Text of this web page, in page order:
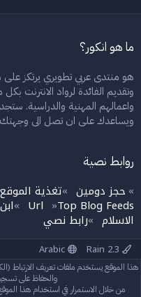
ما هو انكور؟
هو منتدى عربي تطويري يرتكز على
وتقديم الفائدة لرواد الانترنت
واعمالهم المهنية والدراسية.
ويساعدك على ان تصل الى
روابط نصية
» حجز دومين »تغذية الموقع
Url »Top Blog Feeds
»
الاسلام »رابط نصي
Arabic
إتصل بنا الشروط والقوانين
®
هذا الموقع يستخدم ملفات تعريف
والحفاظ على
من خلال الاستمرار في استخدام هذا